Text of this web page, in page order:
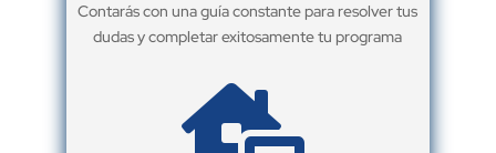
Contarás con una guía constante para resolver tus
dudas y completar exitosamente tu programa